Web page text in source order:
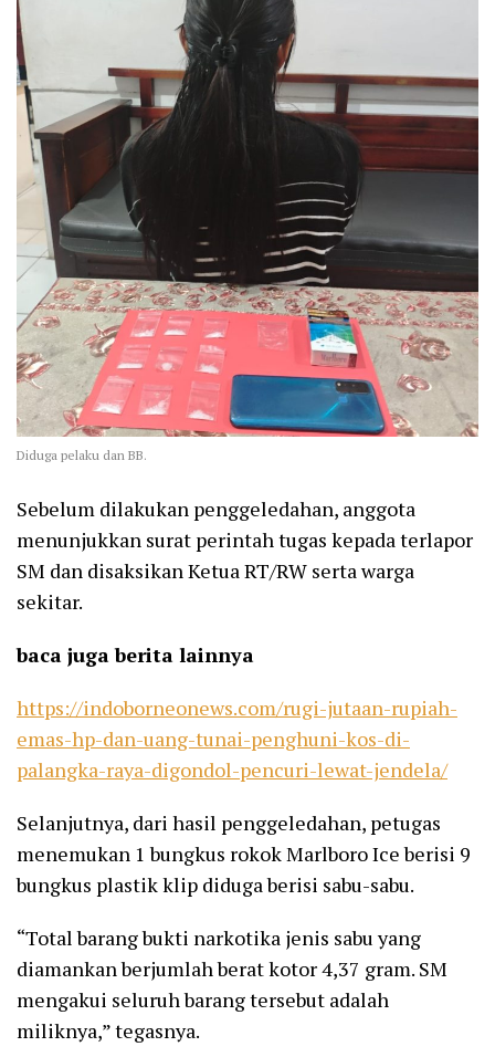
Diduga pelaku dan BB.
Sebelum dilakukan penggeledahan, anggota
menunjukkan surat perintah tugas kepada terlapor
SM dan disaksikan Ketua RT/RW serta warga
sekitar.
baca juga berita lainnya
https://indoborneonews.com/rugi-jutaan-rupiah-
emas-hp-dan-uang-tunai-penghuni-kos-di-
palangka-raya-digondol-pencuri-lewat-jendela/
Selanjutnya, dari hasil penggeledahan, petugas
menemukan 1 bungkus rokok Marlboro Ice berisi 9
bungkus plastik klip diduga berisi sabu-sabu.
“Total barang bukti narkotika jenis sabu yang
diamankan berjumlah berat kotor 4,37 gram. SM
mengakui seluruh barang tersebut adalah
miliknya,” tegasnya.